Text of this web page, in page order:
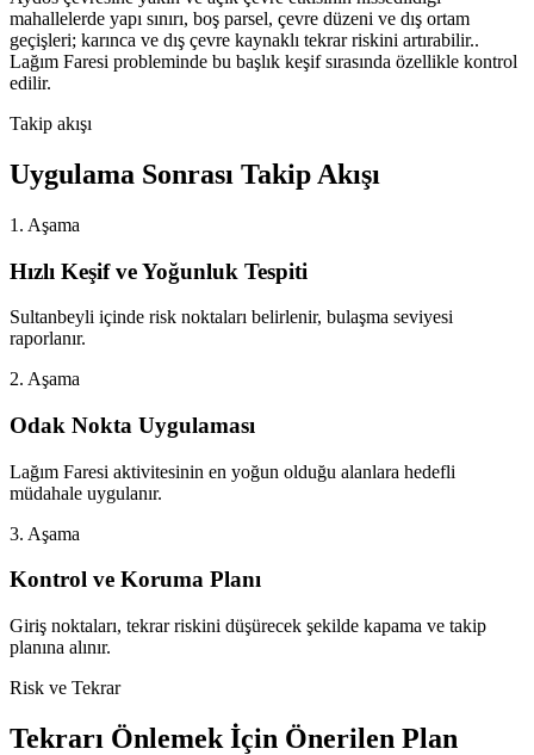
mahallelerde yapı sınırı, boş parsel, çevre düzeni ve dış ortam
geçişleri; karınca ve dış çevre kaynaklı tekrar riskini artırabilir..
Lağım Faresi probleminde bu başlık keşif sırasında özellikle kontrol
edilir.
Takip akışı
Uygulama Sonrası Takip Akışı
1. Aşama
Hızlı Keşif ve Yoğunluk Tespiti
Sultanbeyli içinde risk noktaları belirlenir, bulaşma seviyesi
raporlanır.
2. Aşama
Odak Nokta Uygulaması
Lağım Faresi aktivitesinin en yoğun olduğu alanlara hedefli
müdahale uygulanır.
3. Aşama
Kontrol ve Koruma Planı
Giriş noktaları, tekrar riskini düşürecek şekilde kapama ve takip
planına alınır.
Risk ve Tekrar
Tekrarı Önlemek İçin Önerilen Plan